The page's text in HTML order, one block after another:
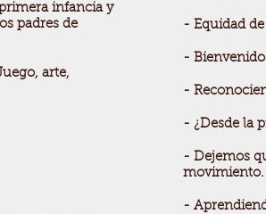
infancia y
padres de
arte,
- Equidad
-
-
- ¿Desde la
- Dejemos
movimiento.
-